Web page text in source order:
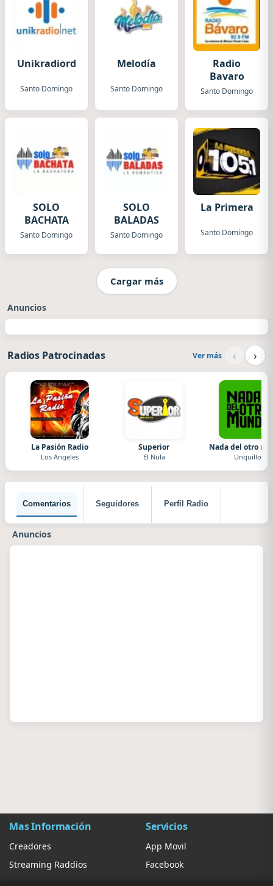
Unikradiord
Santo Domingo
Melodía
Santo Domingo
Radio
Bavaro
Santo Domingo
SOLO
BACHATA
Santo Domingo
SOLO
BALADAS
Santo Domingo
La Primera
Santo Domingo
Cargar más
Anuncios
Radios Patrocinadas Ver más ‹ ›
La Pasión Radio
Los Angeles
Superior
El Nula
Nada del otro
Unquillo
Comentarios Seguidores Perfil Radio
Anuncios
Mas Información
Creadores
Streaming Raddios
Servicios
App Movil
Facebook